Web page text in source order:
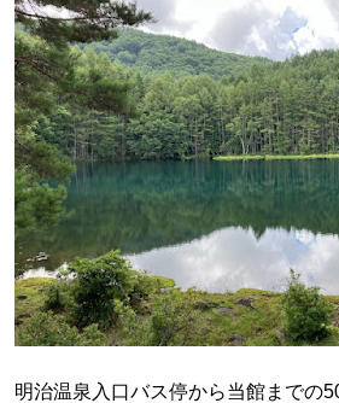
明治温泉入口バス停から当館までの